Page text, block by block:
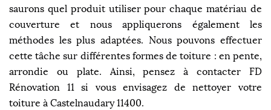
saurons quel produit utiliser pour chaque matériau de
couverture et nous appliquerons également les
méthodes les plus adaptées. Nous pouvons effectuer
cette tâche sur différentes formes de toiture : en pente,
arrondie ou plate. Ainsi, pensez à contacter FD
Rénovation 11 si vous envisagez de nettoyer votre
toiture à Castelnaudary 11400.